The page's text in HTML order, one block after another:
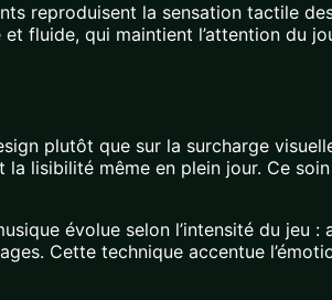
reproduisent la sensation tactile
fluide, qui maintient l’attention du
plutôt que sur la surcharge
lisibilité même en plein jour. Ce
évolue selon l’intensité du jeu :
Cette technique accentue